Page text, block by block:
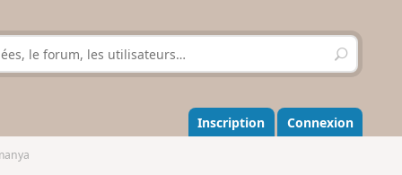
R
e
h
e
r
Inscription Connexion